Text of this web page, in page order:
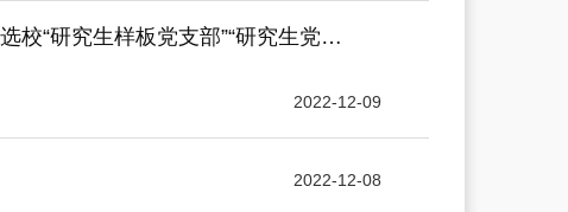
校“研究生样板党支部”“研究生党…
2022-12-09
2022-12-08